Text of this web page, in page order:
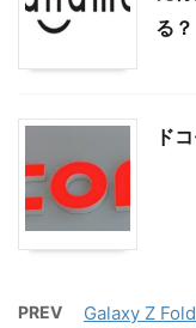
る？
ド
PREV Galaxy Z